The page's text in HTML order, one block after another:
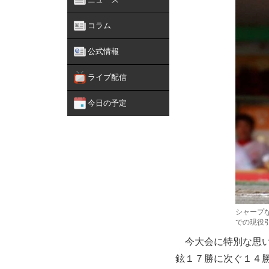
コラム
公式情報
ライブ配信
今日の予定
シャープ
での現役
今大会に特別な思
鉉１７勝に次ぐ１４